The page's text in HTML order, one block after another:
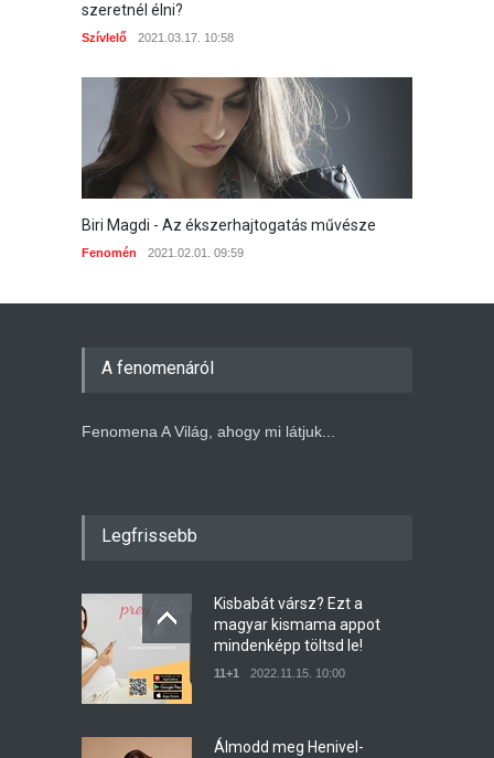
szeretnél élni?
Szívlelő 2021.03.17. 10:58
Biri Magdi - Az ékszerhajtogatás művésze
Fenomén 2021.02.01. 09:59
A fenomenáról
Fenomena A Világ, ahogy mi látjuk...
Legfrissebb
Kisbabát vársz? Ezt a
magyar kismama appot
mindenképp töltsd le!
11+1 2022.11.15. 10:00
Álmodd meg Henivel-